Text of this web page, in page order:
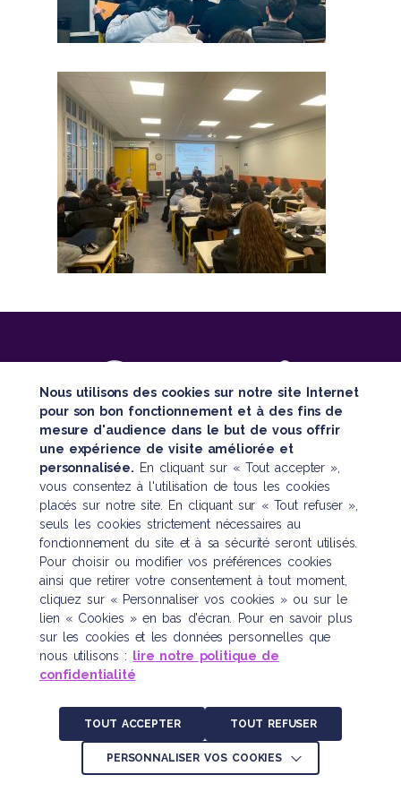
Nous contacter
121 boulevard Raspail
CS 10622 – 75006 Paris
Tél. : 01 45 48 43 46
SUIVEZ TOUTE NOTRE ACTUALITÉ
Mentions légales Politique de confidentialité
Crédits : La Jungle Design
Nous utilisons des cookies sur notre site Internet
pour son bon fonctionnement et à des fins de
mesure d'audience dans le but de vous offrir
une expérience de visite améliorée et
personnalisée. En cliquant sur « Tout accepter »,
vous consentez à l'utilisation de tous les cookies
placés sur notre site. En cliquant sur « Tout refuser »,
seuls les cookies strictement nécessaires au
fonctionnement du site et à sa sécurité seront utilisés.
Pour choisir ou modifier vos préférences cookies
ainsi que retirer votre consentement à tout moment,
cliquez sur « Personnaliser vos cookies » ou sur le
lien « Cookies » en bas d'écran. Pour en savoir plus
sur les cookies et les données personnelles que
nous utilisons :
lire notre politique de
confidentialité
TOUT ACCEPTER TOUT REFUSER
PERSONNALISER VOS COOKIES